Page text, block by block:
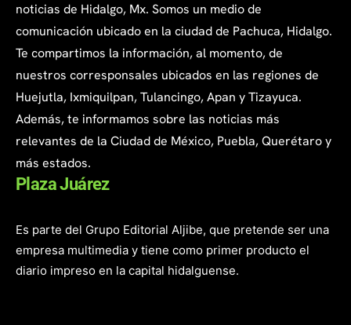
noticias de Hidalgo, Mx. Somos un medio de
comunicación ubicado en la ciudad de Pachuca, Hidalgo.
Te compartimos la información, al momento, de
nuestros corresponsales ubicados en las regiones de
Huejutla, Ixmiquilpan, Tulancingo, Apan y Tizayuca.
Además, te informamos sobre las noticias más
relevantes de la Ciudad de México, Puebla, Querétaro y
más estados.
Plaza Juárez
Es parte del Grupo Editorial Aljibe, que pretende ser una
empresa multimedia y tiene como primer producto el
diario impreso en la capital hidalguense.